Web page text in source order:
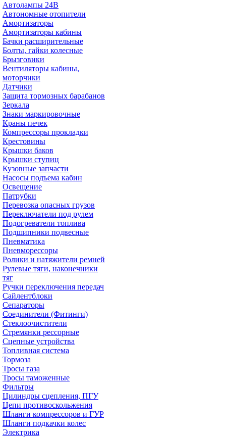
Автолампы 24В
Автономные отопители
Амортизаторы
Амортизаторы кабины
Бачки расширительные
Болты, гайки колесные
Брызговики
Вентиляторы кабины,
моторчики
Датчики
Защита тормозных барабанов
Зеркала
Знаки маркировочные
Краны печек
Компрессоры прокладки
Крестовины
Крышки баков
Крышки ступиц
Кузовные запчасти
Насосы подъема кабин
Освещение
Патрубки
Перевозка опасных грузов
Переключатели под рулем
Подогреватели топлива
Подшипники подвесные
Пневматика
Пневморессоры
Ролики и натяжители ремней
Рулевые тяги, наконечники
тяг
Ручки переключения передач
Сайлентблоки
Сепараторы
Соединители (Фитинги)
Стеклоочистители
Стремянки рессорные
Сцепные устройства
Топливная система
Тормоза
Тросы газа
Тросы таможенные
Фильтры
Цилиндры сцепления, ПГУ
Цепи противоскольжения
Шланги компрессоров и ГУР
Шланги подкачки колес
Электрика